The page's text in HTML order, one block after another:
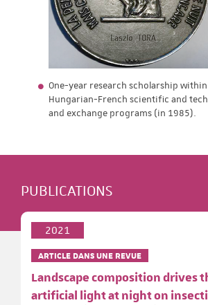
One-year research scholarship
Hungarian-French scientific and
and exchange programs (in 1985).
PUBLICATIONS
2021
ARTICLE DANS UNE REVUE
Landscape composition drives
artificial light at night on